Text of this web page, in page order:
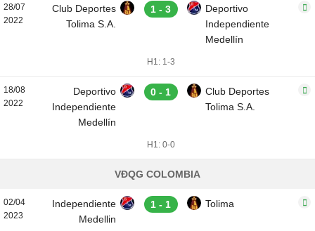
28/07
2022
Club Deportes
Tolima S.A.
1 - 3
Deportivo
Independiente
Medellín
H1: 1-3
18/08
2022
Deportivo
Independiente
Medellín
0 - 1
Club Deportes
Tolima S.A.
H1: 0-0
VĐQG COLOMBIA
02/04
2023
Independiente
Medellin
1 - 1 Tolima